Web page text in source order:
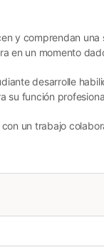
y comprendan
en un momento
desarrolle
su función
un trabajo